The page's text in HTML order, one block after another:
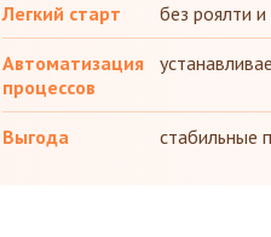
Легкий старт без роялти
Автоматизация
процессов
Выгода стабильные